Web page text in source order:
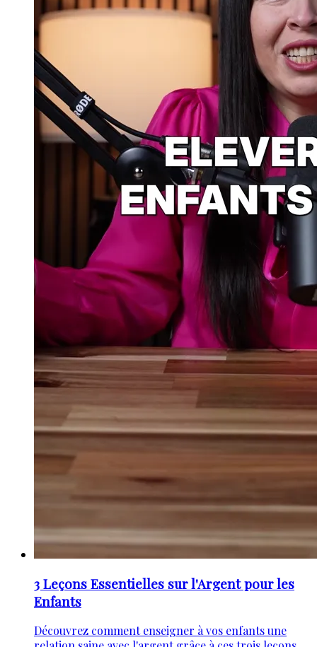
3 Leçons Essentielles sur l'Argent pour les
Enfants
Découvrez comment enseigner à vos enfants une